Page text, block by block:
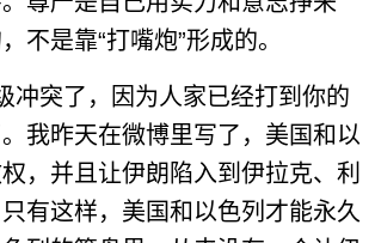
不是靠“打嘴炮”形成的。
突了，因为人家已经打到你的
我昨天在微博里写了，美国和以
，并且让伊朗陷入到伊拉克、利
有这样，美国和以色列才能永久